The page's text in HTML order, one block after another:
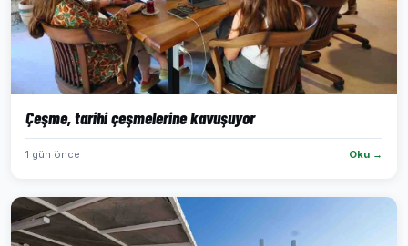
Çeşme, tarihi çeşmelerine kavuşuyor
1 gün önce Oku →